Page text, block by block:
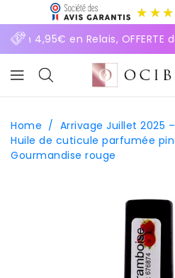
4,95€ en Relais, OFFERTE
Home / Arrivage Juillet 2025
Huile de cuticule parfumée
Gourmandise rouge